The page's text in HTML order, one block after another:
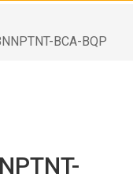
BCA-BQP